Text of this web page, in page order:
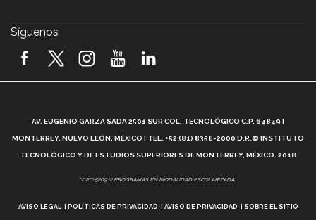
2026! (video)
¿Cómo es el Modelo Educativo Tec? (video)
Vida Tec: Feminismo e Inteligencia Artificial, Paola
Síguenos
AV. EUGENIO GARZA SADA 2501 SUR COL. TECNOLÓGICO C.P. 64849 |
MONTERREY, NUEVO LEÓN, MÉXICO | TEL. +52 (81) 8358-2000 D.R.© INSTITUTO
TECNOLÓGICO Y DE ESTUDIOS SUPERIORES DE MONTERREY, MÉXICO. 2018
*DEC-520912 PROGRAMAS EN MODALIDAD ESCOLARIZADA.
AVISO LEGAL POLÍTICAS DE PRIVACIDAD AVISO DE PRIVACIDAD SOBRE EL SITIO